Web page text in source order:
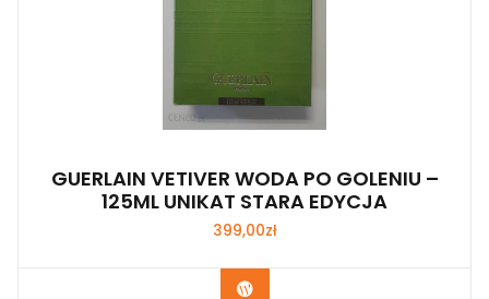
GUERLAIN VETIVER WODA PO GOLENIU –
125ML UNIKAT STARA EDYCJA
399,00zł
Zobacz